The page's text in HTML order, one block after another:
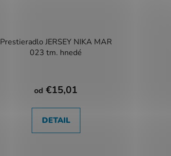
Prestieradlo JERSEY NIKA MAR
023 tm. hnedé
od €15,01
DETAIL